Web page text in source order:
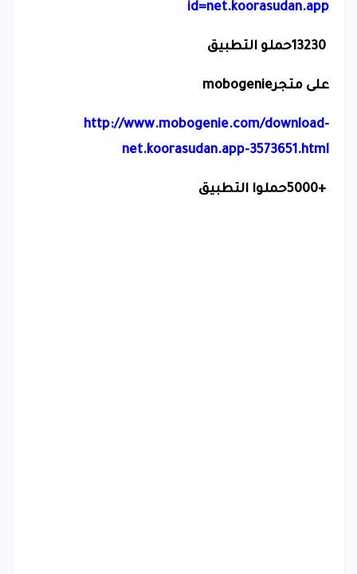
id=net.koorasudan.app
13230حملو التطبيق
على متجرmobogenie
http://www.mobogenie.com/download-
net.koorasudan.app-3573651.html
5000+حملوا التطبيق